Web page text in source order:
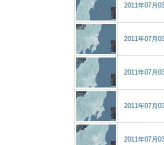
2011年07月
2011年07月
2011年07月
2011年07月
2011年07月